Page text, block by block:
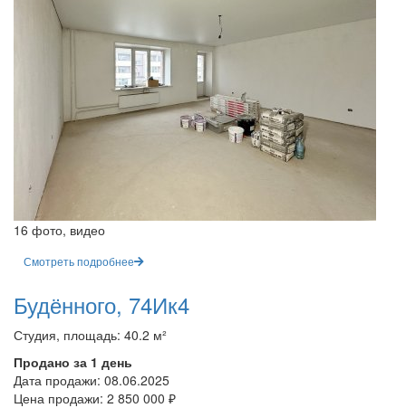
16 фото, видео
Смотреть подробнее
Будённого, 74Ик4
Студия, площадь: 40.2 м²
Продано за 1 день
Дата продажи: 08.06.2025
Цена продажи: 2 850 000 ₽